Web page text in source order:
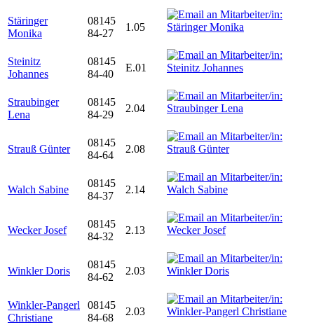
Stäringer
Monika
08145
84-27
1.05
Steinitz
Johannes
08145
84-40
E.01
Straubinger
Lena
08145
84-29
2.04
Strauß Günter
08145
84-64
2.08
Walch Sabine
08145
84-37
2.14
Wecker Josef
08145
84-32
2.13
Winkler Doris
08145
84-62
2.03
Winkler-Pangerl
Christiane
08145
84-68
2.03